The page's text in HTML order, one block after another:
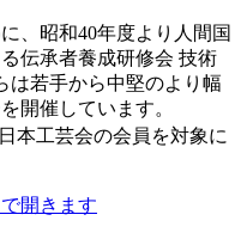
、昭和40年度より人間国
伝承者養成研修会 技術
は若手から中堅のより幅
開催しています。
本工芸会の会員を対象に
開きます